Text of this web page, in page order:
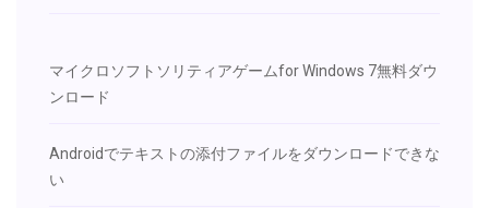
マイクロソフトソリティアゲームfor Windows 7無料ダウ
ンロード
Androidでテキストの添付ファイルをダウンロードできな
い